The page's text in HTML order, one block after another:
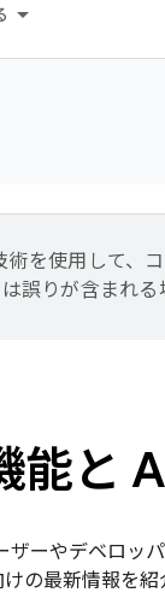
を使用して、
誤りが含まれる
能と
ーやデベロッ
の最新情報を紹